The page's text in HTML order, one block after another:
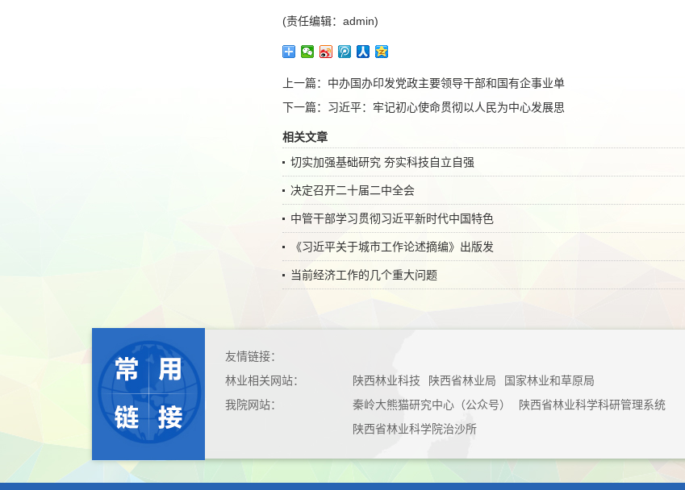
(责任编辑：admin)
上一篇： 中办国办印发党政主要领导干部和国有企事业单
下一篇： 习近平：牢记初心使命贯彻以人民为中心发展思
相关文章
切实加强基础研究 夯实科技自立自强
决定召开二十届二中全会
中管干部学习贯彻习近平新时代中国特色
《习近平关于城市工作论述摘编》出版发
当前经济工作的几个重大问题
友情链接：
林业相关网站：
陕西林业科技 陕西省林业局
国家林业和草原局
我院网站：
秦岭大熊猫研究中心（公众号）
陕西省林业科学科研管理系统
陕西省林业科学院治沙所